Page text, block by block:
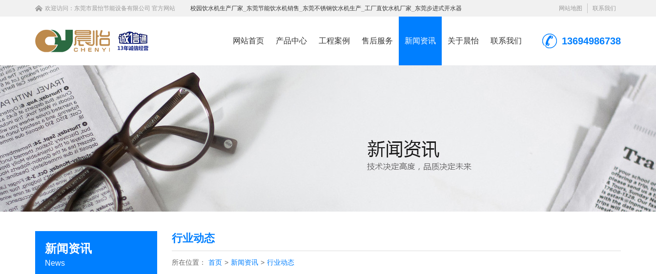
欢迎访问： 东莞市晨怡节能设备有限公司 官方网站 校园饮水机生产厂家 东莞节能饮水机销售 东莞不锈钢饮水机生产 工厂直饮水机厂家 东莞步进式开水器 网站地图 联系我们
网站首页 产品中心 工程案例 售后服务 新闻资讯 关于晨怡 联系我们 13694986738
新闻资讯
News
行业动态
所在位置： 首页 > 新闻资讯 > 行业动态